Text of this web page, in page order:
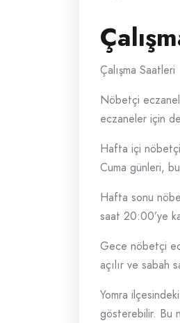
Çalışma Saatleri
Nöbetçi
eczaneler için
Hafta içi
Cuma günleri,
Hafta sonu
saat 20:00’ye
Gece nöbetçi
açılır ve sabah
Yomra
gösterebilir. Bu